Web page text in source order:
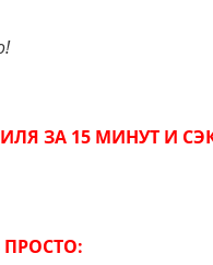
ЗА 15 МИНУТ И